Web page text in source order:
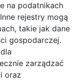
na podatnikach
rejestry mogą
takie jak dane
gospodarczej.
zarządzać
oraz